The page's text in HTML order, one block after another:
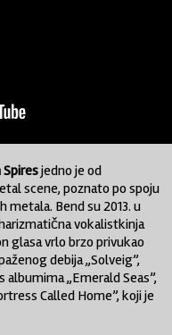
Spiresjedno je od
scene, poznato po spoju
metala. Bend su 2013. u
vokalistkinja
glasa vrlo brzo privukao
debija „Solveig”,
„Emerald Seas”,
Called Home”, koji je